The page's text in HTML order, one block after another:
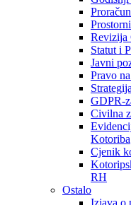
Proračun
Revizija
Statut i
Javni
Pravo
GDPR-
Civilna
Kotoriba
Cjenik
RH
Ostalo
Izjava o